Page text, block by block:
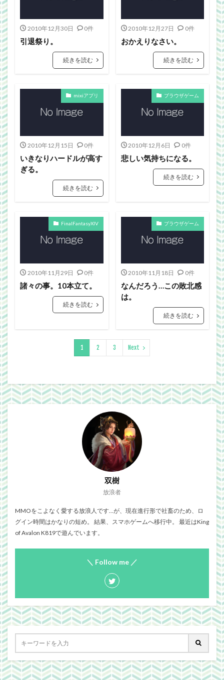
2010年12月30日 0件
引退祭り。
続きを読む
2010年12月27日 0件
おかえりなさい。
続きを読む
mixiアプリ
2010年12月15日 0件
いきなりハードルが高す
ぎる。
続きを読む
ブラウザゲーム
2010年12月6日 0件
悲しい気持ちになる。
続きを読む
FinalFantasyXIV
2010年11月29日 0件
諸々の事。10本立て。
続きを読む
ブラウザゲーム
2010年11月18日 0件
なんだろう…この敗北感
は。
続きを読む
1 2 3 Next
双樹
放浪者
MMOをこよなく愛する放浪人です…が、現在進行形で社畜のため、ロ
グイン時間はかなりの短め。 結果、スマホゲームへ移行中。 最近はKing
of Avalon K819で遊んでいます。
＼ Follow me ／